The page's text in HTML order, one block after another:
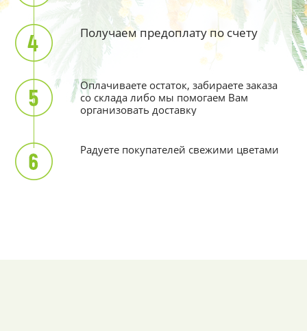
Получаем предоплату по счету
Оплачиваете остаток, забираете заказа
со склада либо мы помогаем Вам
организовать доставку
Радуете покупателей свежими цветами